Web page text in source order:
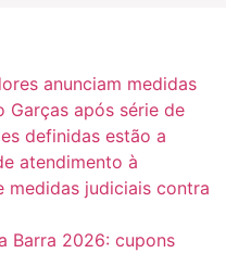
CORTES
Só a bo$ta 6:31
anunciam medidas
Garças após série de
definidas estão a
atendimento à
medidas judiciais contra
Barra 2026: cupons